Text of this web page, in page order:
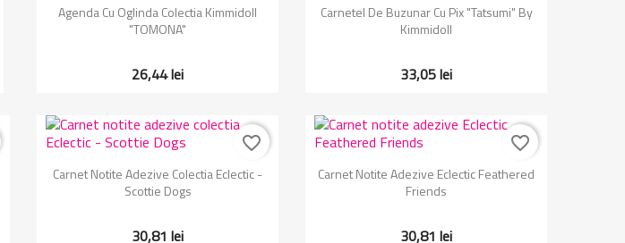
 Vizualizare rapida
Agenda Cu Oglinda Colectia Kimmidoll
"TOMONA"
26,44 lei
 Vizualizare rapida
Carnetel De Buzunar Cu Pix "Tatsumi" By
Kimmidoll
33,05 lei
Vizualizare rapida
Carnet Notite Adezive Colectia Eclectic -
Scottie Dogs
30,81 lei
favorite_border
Vizualizare rapida
Carnet Notite Adezive Eclectic Feathered
Friends
30,81 lei
favorite_border